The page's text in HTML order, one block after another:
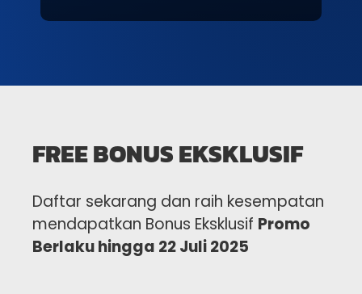
FREE BONUS EKSKLUSIF
Daftar sekarang dan raih kesempatan
mendapatkan Bonus Eksklusif Promo
Berlaku hingga 22 Juli 2025